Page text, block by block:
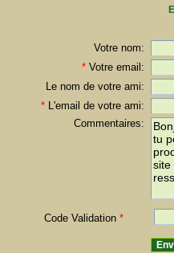
Votre nom:
*Votre email:
Le nom de votre ami:
*L'email de votre ami:
Commentaires:
Code Validation *